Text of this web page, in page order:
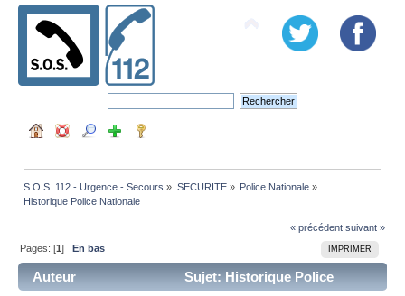
S.O.S. 112 - Urgence - Secours » SECURITE» Police Nationale»
Historique Police Nationale
« précédent suivant »
IMPRIMER
Pages: [1]En bas
Auteur
Sujet: Historique Police